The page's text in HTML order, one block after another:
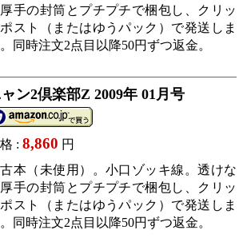
手の封筒とプチプチで梱包し、クリッ
スト（またはゆうパック）で発送しま
同時注文2点目以降50円ずつ返金。
ン2倶楽部Z 2009年 01月号
: 8,860 円
本（未使用）。小口ゾッキ線。透けな
手の封筒とプチプチで梱包し、クリッ
スト（またはゆうパック）で発送しま
同時注文2点目以降50円ずつ返金。